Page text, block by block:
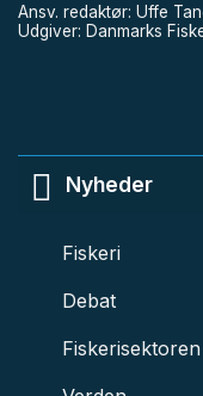
Ansv. redaktør: Uffe
Udgiver: Danmarks
Nyheder
Fiskeri
Debat
Fiskerisektoren